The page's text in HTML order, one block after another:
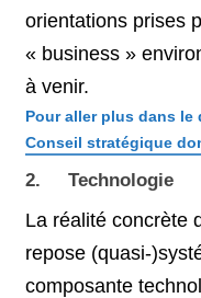
orientations prises
« business »
à venir.
Pour aller plus dans le
Conseil stratégique
2. Technologie
La réalité concrète
repose (quasi-
composante